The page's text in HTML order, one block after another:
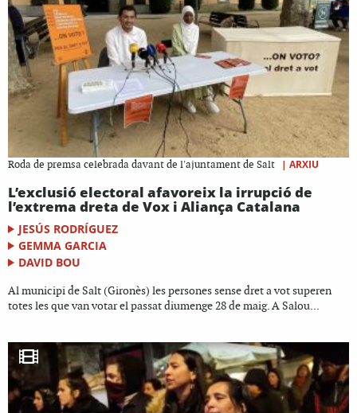
Roda de premsa celebrada davant de l'ajuntament de Salt | ARXIU
L’exclusió electoral afavoreix la irrupció de
l’extrema dreta de Vox i Aliança Catalana
JESÚS RODRÍGUEZ
GEMMA GARCIA
DAVID BOU
Al municipi de Salt (Gironès) les persones sense dret a vot superen
totes les que van votar el passat diumenge 28 de maig. A Salou...